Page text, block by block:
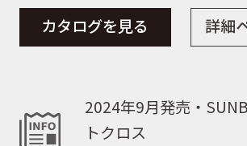
カタログを見る 詳細
2024年9月発売・
トクロス